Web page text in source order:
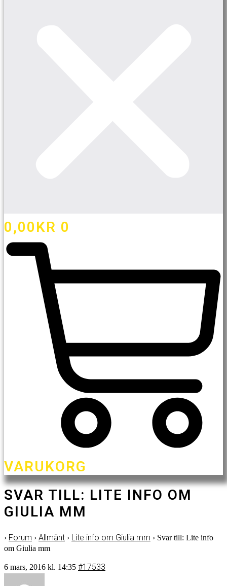
0,00KR 0
VARUKORG
SVAR TILL: LITE INFO OM
GIULIA MM
› Forum › Allmänt › Lite info om Giulia mm › Svar till: Lite info
om Giulia mm
6 mars, 2016 kl. 14:35 #17533